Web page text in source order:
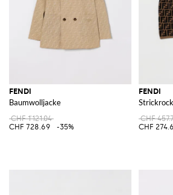
FENDI
Baumwolljacke
CHF 1'121.04
CHF 728.69
-35%
FENDI
CHF
CHF